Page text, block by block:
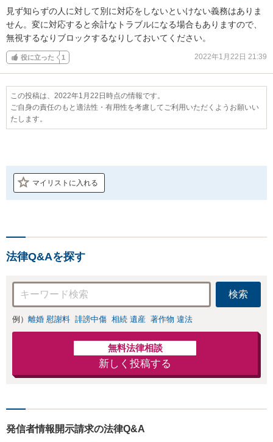
見ず知らずの人に対して別に対応をしないといけない義務はありま
せん。変に対応すると余計なトラブルになる場合もありますので、
無視するなりブロックするなりしておいてください。
役に立った 1 2022年1月22日 21:39
この投稿は、2022年1月22日時点の情報です。
ご自身の責任のもと適法性・有用性を考慮してご利用いただくようお願いい
たします。
マイリストに入れる
法律Q&Aを探す
検索
例） 離婚 慰謝料 誹謗中傷 相続 遺産 著作物 違法
無料法律相談
新しく投稿する
発信者情報開示請求の法律Q&A